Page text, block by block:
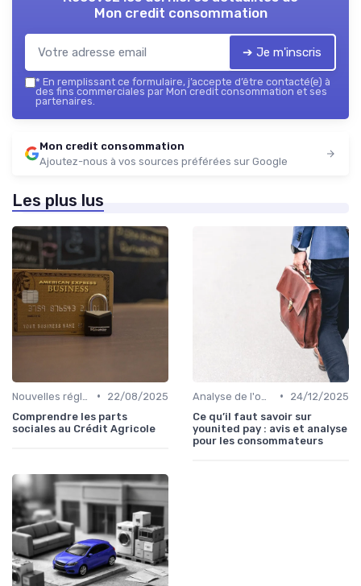
Mon credit consommation
➔ Je m'inscris
* En remplissant ce formulaire, j’accepte d’être contacté(e) à
des fins commerciales par Mon credit consommation et ses
partenaires.
Mon credit consommation
Ajoutez-nous à vos sources préférées sur Google
Les plus lus
•
22/08/2025
Comprendre les parts
sociales au Crédit Agricole
•
24/12/2025
Ce qu’il faut savoir sur
younited pay : avis et analyse
pour les consommateurs